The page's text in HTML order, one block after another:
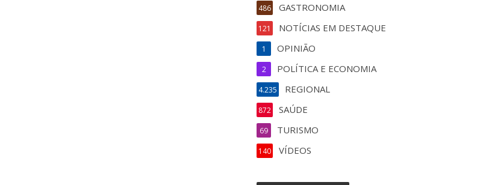
GASTRONOMIA
486
NOTÍCIAS EM DESTAQUE
121
OPINIÃO
1
POLÍTICA E ECONOMIA
2
REGIONAL
4.235
SAÚDE
872
TURISMO
69
VÍDEOS
140